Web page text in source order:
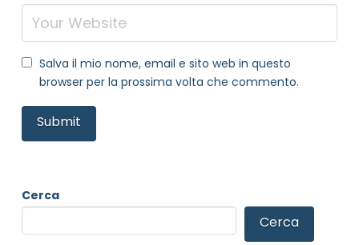
Salva il mio nome, email e sito web in questo
browser per la prossima volta che commento.
Cerca
Cerca
NOME STRUTTURA